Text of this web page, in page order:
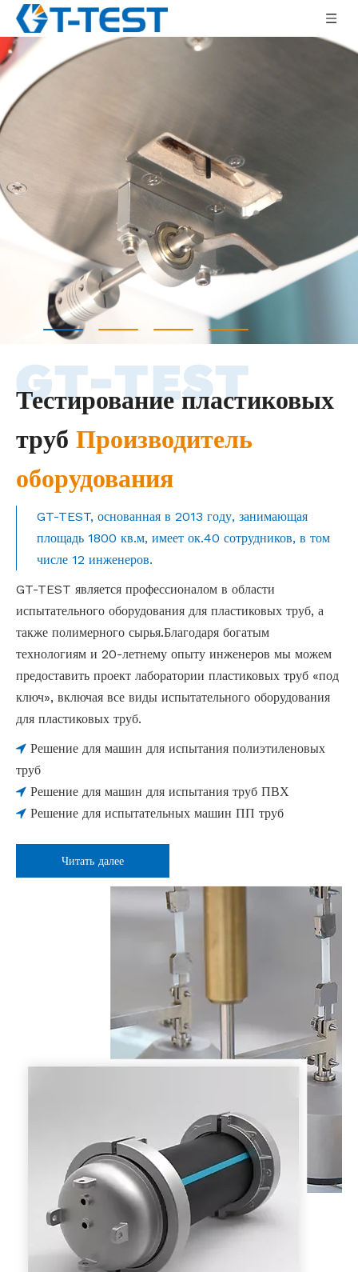
Тестирование пластиковых
труб Производитель
оборудования
GT-TEST, основанная в 2013 году, занимающая
площадь 1800 кв.м, имеет ок.40 сотрудников, в том
числе 12 инженеров.
GT-TEST является профессионалом в области
испытательного оборудования для пластиковых труб, а
также полимерного сырья.Благодаря богатым
технологиям и 20-летнему опыту инженеров мы можем
предоставить проект лаборатории пластиковых труб «под
ключ», включая все виды испытательного оборудования
для пластиковых труб.
 Решение для машин для испытания полиэтиленовых
труб
 Решение для машин для испытания труб ПВХ
 Решение для испытательных машин ПП труб
Читать далее